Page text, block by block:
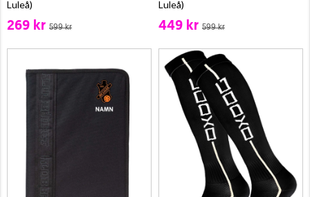
Luleå)
269 kr 599 kr
Luleå)
449 kr 599 kr